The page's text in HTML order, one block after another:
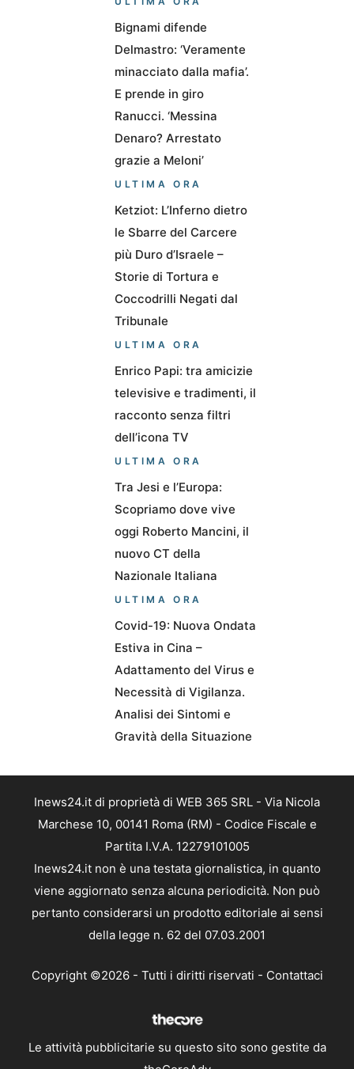
Bignami difende
Delmastro: ‘Veramente
minacciato dalla mafia’.
E prende in giro
Ranucci. ‘Messina
Denaro? Arrestato
grazie a Meloni’
ULTIMA ORA
Ketziot: L’Inferno dietro
le Sbarre del Carcere
più Duro d’Israele –
Storie di Tortura e
Coccodrilli Negati dal
Tribunale
ULTIMA ORA
Enrico Papi: tra amicizie
televisive e tradimenti, il
racconto senza filtri
dell’icona TV
ULTIMA ORA
Tra Jesi e l’Europa:
Scopriamo dove vive
oggi Roberto Mancini, il
nuovo CT della
Nazionale Italiana
ULTIMA ORA
Covid-19: Nuova Ondata
Estiva in Cina –
Adattamento del Virus e
Necessità di Vigilanza.
Analisi dei Sintomi e
Gravità della Situazione
Inews24.it di proprietà di WEB 365 SRL - Via Nicola
Marchese 10, 00141 Roma (RM) - Codice Fiscale e
Partita I.V.A. 12279101005
Inews24.it non è una testata giornalistica, in quanto
viene aggiornato senza alcuna periodicità. Non può
pertanto considerarsi un prodotto editoriale ai sensi
della legge n. 62 del 07.03.2001
Copyright ©2026 - Tutti i diritti riservati - Contattaci
Le attività pubblicitarie su questo sito sono gestite da